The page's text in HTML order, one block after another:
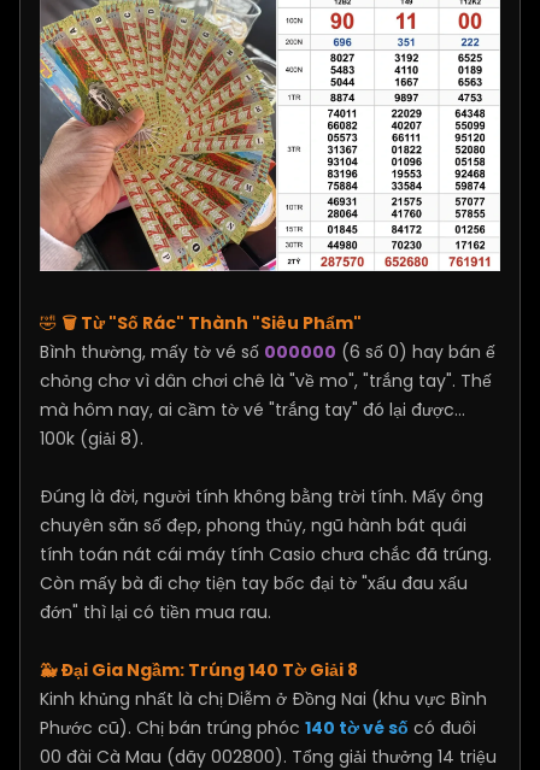
🤣 🗑️ Từ "Số Rác" Thành "Siêu Phẩm"
Bình thường, mấy tờ vé số 000000 (6 số 0) hay bán ế
chỏng chơ vì dân chơi chê là "về mo", "trắng tay". Thế
mà hôm nay, ai cầm tờ vé "trắng tay" đó lại được...
100k (giải 8).
Đúng là đời, người tính không bằng trời tính. Mấy ông
chuyên săn số đẹp, phong thủy, ngũ hành bát quái
tính toán nát cái máy tính Casio chưa chắc đã trúng.
Còn mấy bà đi chợ tiện tay bốc đại tờ "xấu đau xấu
đớn" thì lại có tiền mua rau.
🐳Đại Gia Ngầm: Trúng 140 Tờ Giải 8
Kinh khủng nhất là chị Diễm ở Đồng Nai (khu vực Bình
Phước cũ). Chị bán trúng phóc 140 tờ vé số có đuôi
00 đài Cà Mau (dãy 002800). Tổng giải thưởng 14 triệu